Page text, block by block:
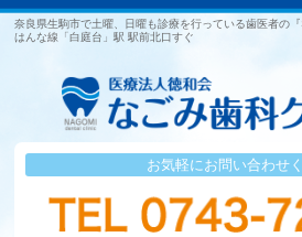
奈良県生駒市で土曜、日曜も診療を行っている歯医者の
はんな線「白庭台」駅 駅前北口すぐ
お気軽にお問い合わせ